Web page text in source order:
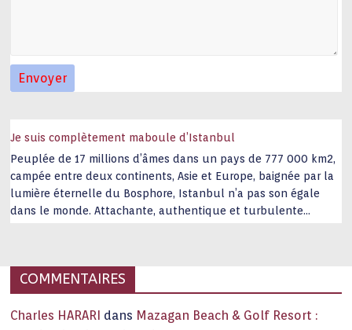
Je suis complètement maboule d’Istanbul
Peuplée de 17 millions d’âmes dans un pays de 777 000 km2,
campée entre deux continents, Asie et Europe, baignée par la
lumière éternelle du Bosphore, Istanbul n’a pas son égale
dans le monde. Attachante, authentique et turbulente
COMMENTAIRES
Charles HARARI dans Mazagan Beach & Golf Resort :